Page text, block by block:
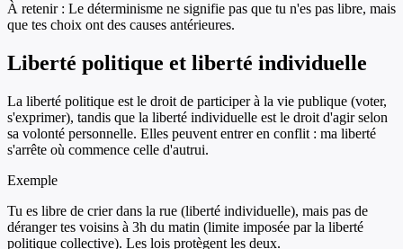
À retenir : Le déterminisme ne signifie pas que tu n'es pas libre, mais
que tes choix ont des causes antérieures.
Liberté politique et liberté individuelle
La liberté politique est le droit de participer à la vie publique (voter,
s'exprimer), tandis que la liberté individuelle est le droit d'agir selon
sa volonté personnelle. Elles peuvent entrer en conflit : ma liberté
s'arrête où commence celle d'autrui.
Exemple
Tu es libre de crier dans la rue (liberté individuelle), mais pas de
déranger tes voisins à 3h du matin (limite imposée par la liberté
politique collective). Les lois protègent les deux.